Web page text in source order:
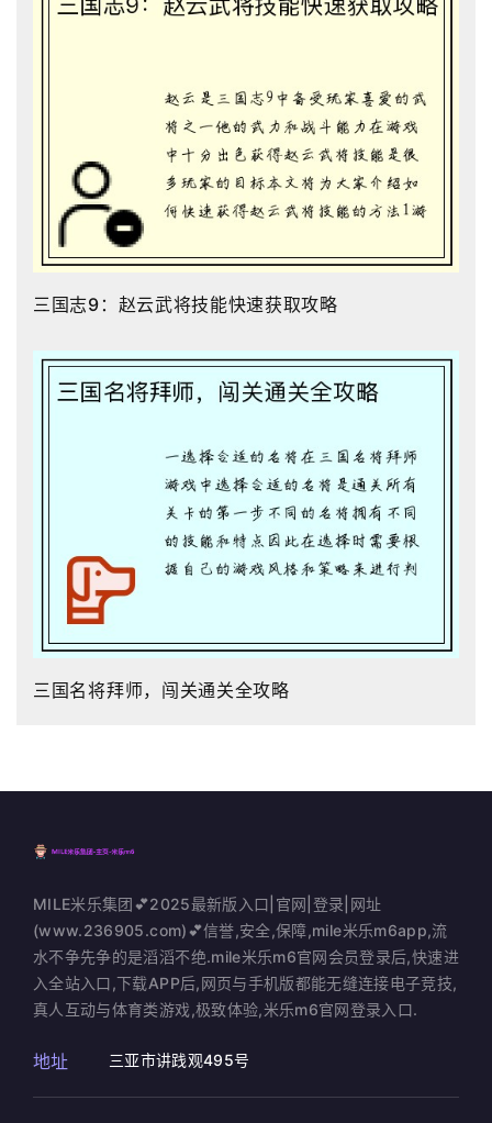
三国志9：赵云武将技能快速获取攻略
三国名将拜师，闯关通关全攻略
MILE米乐集团💕2025最新版入口|官网|登录|网址
(www.236905.com)💕信誉,安全,保障,mile米乐m6app,流
水不争先争的是滔滔不绝.mile米乐m6官网会员登录后,快速进
入全站入口,下载APP后,网页与手机版都能无缝连接电子竞技,
真人互动与体育类游戏,极致体验,米乐m6官网登录入口.
地址 三亚市讲践观495号